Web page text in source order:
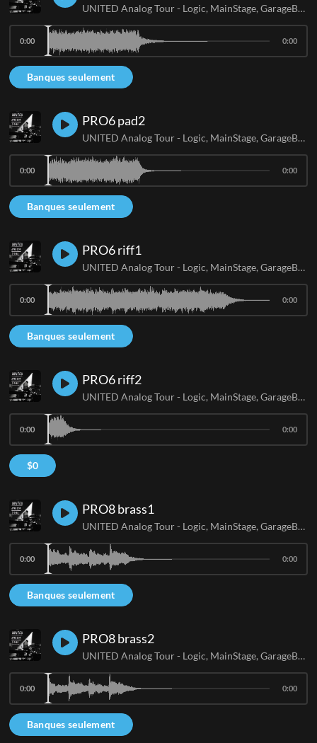
UNITED Analog Tour - Logic, MainStage, GarageBand
Banques seulement
0:00 0:00
PRO6 pad2
UNITED Analog Tour - Logic, MainStage, GarageBand
Banques seulement
0:00 0:00
PRO6 riff1
UNITED Analog Tour - Logic, MainStage, GarageBand
Banques seulement
0:00 0:00
PRO6 riff2
UNITED Analog Tour - Logic, MainStage, GarageBand
$0
0:00 0:00
PRO8 brass1
UNITED Analog Tour - Logic, MainStage, GarageBand
Banques seulement
0:00 0:00
PRO8 brass2
UNITED Analog Tour - Logic, MainStage, GarageBand
Banques seulement
0:00 0:00